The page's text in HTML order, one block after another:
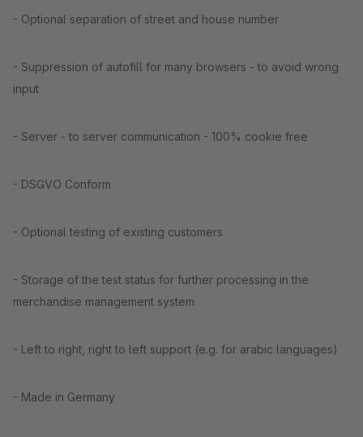
- Optional separation of street and house number
- Suppression of autofill for many browsers - to avoid wrong
input
- Server - to server communication - 100% cookie free
- DSGVO Conform
- Optional testing of existing customers
- Storage of the test status for further processing in the
merchandise management system
- Left to right, right to left support (e.g. for arabic languages)
- Made in Germany